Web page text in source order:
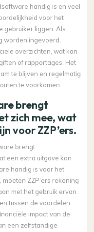
handig is en veel
voor het
gebruiker liggen. Als
worden ingevoerd,
overzichten, wat kan
of rapportages. Het
te blijven en regelmatig
te voorkomen.
brengt
zich mee, wat
voor ZZP’ers.
brengt
een extra uitgave kan
handig is voor het
ZZP’ers rekening
met het gebruik ervan.
tussen de voordelen
impact van de
een zelfstandige